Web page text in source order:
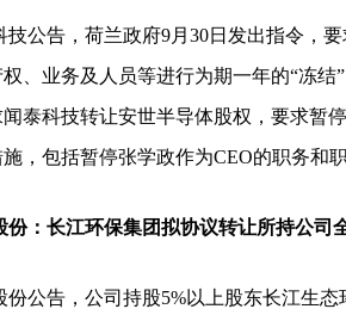
技公告， 荷兰政府9月30日发出指令，
、业务及人员等进行为期一年的“冻结
泰科技转让安世半导体股权，要求暂
，包括暂停张学政作为CEO的职务和
份：长江环保集团拟协议转让所持公司
份公告，公司持股5%以上股东长江生